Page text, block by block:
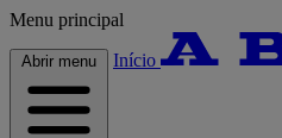
Menu principal
Abrir menu Início